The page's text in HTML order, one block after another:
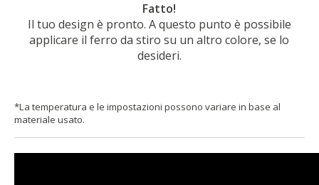
Fatto!
Il tuo design è pronto. A questo punto è possibile
applicare il ferro da stiro su un altro colore, se lo
desideri.
*La temperatura e le impostazioni possono variare in base al
materiale usato.